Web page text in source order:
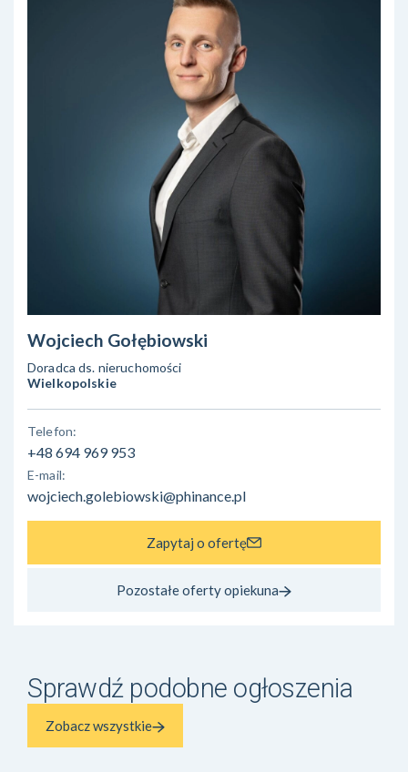
Wojciech Gołębiowski
Doradca ds. nieruchomości
Wielkopolskie
Telefon:
+48 694 969 953
E-mail:
wojciech.golebiowski@phinance.pl
Zapytaj o ofertę
Pozostałe oferty opiekuna
Sprawdź podobne ogłoszenia
Zobacz wszystkie